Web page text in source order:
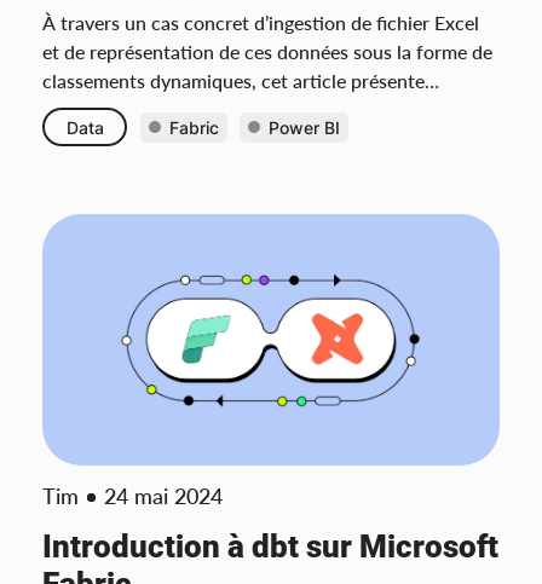
À travers un cas concret d’ingestion de fichier Excel
et de représentation de ces données sous la forme de
classements dynamiques, cet article présente
fonctionnellement la majeure partie des outils de
Fabric et des fonctionnalités clés de Power BI.
Data Fabric Power BI
Tim 24 mai 2024
Introduction à dbt sur Microsoft